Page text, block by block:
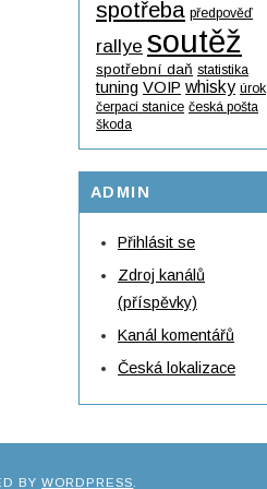
spotřeba předpověď
rallye soutěž
spotřební daň statistika
tuning VOIP whisky úrok
čerpací stanice česká pošta
škoda
ADMIN
Přihlásit se
Zdroj kanálů
(příspěvky)
Kanál komentářů
Česká lokalizace
BY WORDPRESS